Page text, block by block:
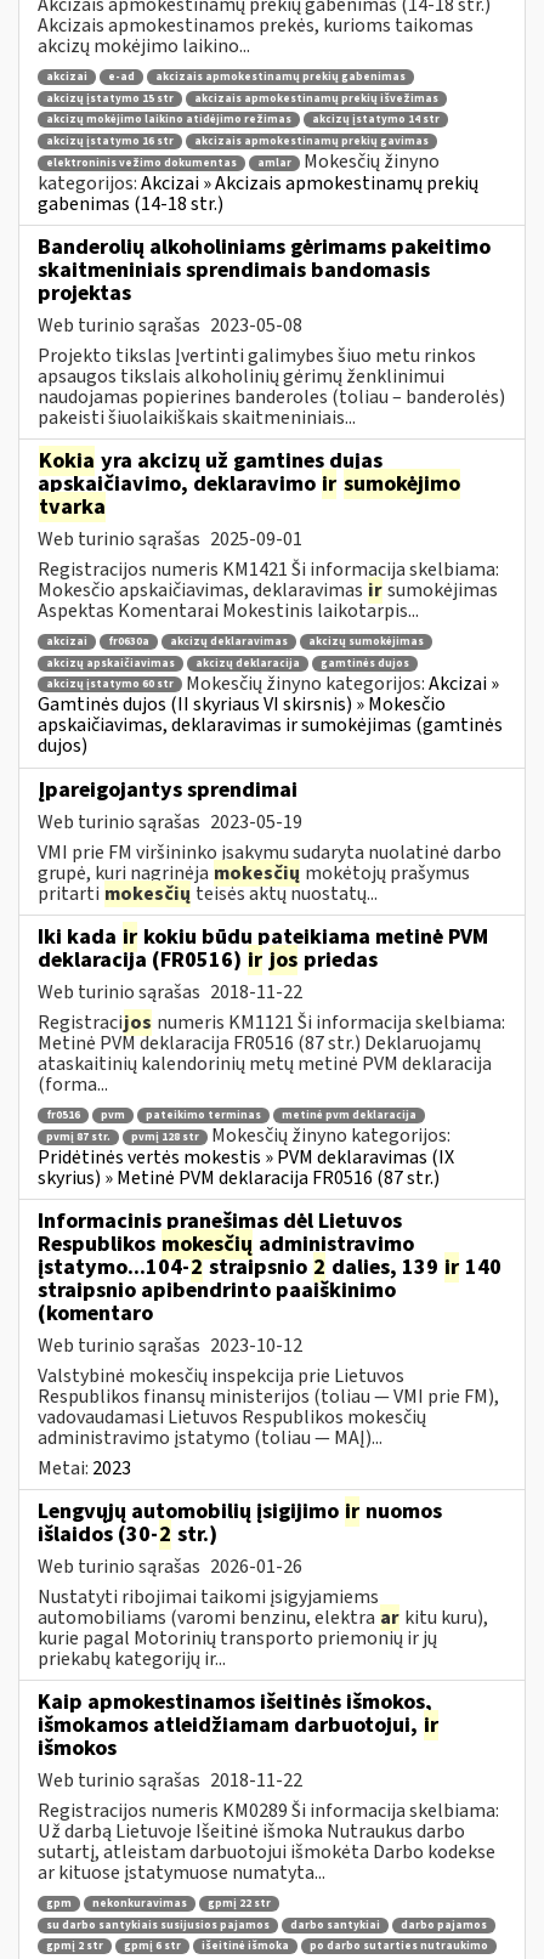
Akcizais apmokestinamos prekės, kurioms taikomas
akcizų mokėjimo laikino...
akcizai e-ad
akcizais apmokestinamų prekių gabenimas
akcizų įstatymo 15 str
akcizais apmokestinamų prekių išvežimas
akcizų mokėjimo laikino atidėjimo režimas
akcizų įstatymo 14 str
akcizų įstatymo 16 str
akcizais apmokestinamų prekių gavimas
elektroninis vežimo dokumentas
amlar
Mokesčių žinyno
kategorijos:Akcizai » Akcizais apmokestinamų prekių
gabenimas (14-18 str.)
Banderolių alkoholiniams gėrimams pakeitimo
skaitmeniniais sprendimais bandomasis
projektas
Web turinio sąrašas 2023-05-08
Projekto tikslas Įvertinti galimybes šiuo metu rinkos
apsaugos tikslais alkoholinių gėrimų ženklinimui
naudojamas popierines banderoles (toliau – banderolės)
pakeisti šiuolaikiškais skaitmeniniais...
Kokia yra akcizų už gamtines dujas
apskaičiavimo, deklaravimo ir sumokėjimo
tvarka
Web turinio sąrašas 2025-09-01
Registracijos numeris KM1421 Ši informacija skelbiama:
Mokesčio apskaičiavimas, deklaravimas irsumokėjimas
Aspektas Komentarai Mokestinis laikotarpis...
akcizai fr0630a akcizų deklaravimas
akcizų sumokėjimas
akcizų apskaičiavimas
akcizų deklaracija
gamtinės dujos
akcizų įstatymo 60 str
Mokesčių žinyno kategorijos:Akcizai »
Gamtinės dujos (II skyriaus VI skirsnis) » Mokesčio
apskaičiavimas, deklaravimas ir sumokėjimas (gamtinės
dujos)
Įpareigojantys sprendimai
Web turinio sąrašas 2023-05-19
VMI prie FM viršininko įsakymu sudaryta nuolatinė darbo
grupė, kuri nagrinėja mokesčių mokėtojų prašymus
pritarti mokesčių teisės aktų nuostatų...
Iki kada ir kokiu būdu pateikiama metinė PVM
deklaracija (FR0516) ir jos priedas
Web turinio sąrašas 2018-11-22
Registracijos numeris KM1121 Ši informacija skelbiama:
Metinė PVM deklaracija FR0516 (87 str.) Deklaruojamų
ataskaitinių kalendorinių metų metinė PVM deklaracija
(forma...
fr0516 pvm pateikimo terminas
metinė pvm deklaracija
pvmį 87 str.
pvmį 128 str
Mokesčių žinyno kategorijos:
Pridėtinės vertės mokestis » PVM deklaravimas (IX
skyrius) » Metinė PVM deklaracija FR0516 (87 str.)
Informacinis pranešimas dėl Lietuvos
Respublikos mokesčių administravimo
įstatymo...104-2straipsnio 2 dalies, 139 ir 140
straipsnio apibendrinto paaiškinimo
(komentaro
Web turinio sąrašas 2023-10-12
Valstybinė mokesčių inspekcija prie Lietuvos
Respublikos finansų ministerijos (toliau — VMI prie FM),
vadovaudamasi Lietuvos Respublikos mokesčių
administravimo įstatymo (toliau — MAĮ)...
Metai: 2023
Lengvųjų automobilių įsigijimo ir nuomos
išlaidos (30-2 str.)
Web turinio sąrašas 2026-01-26
Nustatyti ribojimai taikomi įsigyjamiems
automobiliams (varomi benzinu, elektra ar kitu kuru),
kurie pagal Motorinių transporto priemonių ir jų
priekabų kategorijų ir...
Kaip apmokestinamos išeitinės išmokos,
išmokamos atleidžiamam darbuotojui, ir
išmokos
Web turinio sąrašas 2018-11-22
Registracijos numeris KM0289 Ši informacija skelbiama:
Už darbą Lietuvoje Išeitinė išmoka Nutraukus darbo
sutartį, atleistam darbuotojui išmokėta Darbo kodekse
ar kituose įstatymuose numatyta...
gpm nekonkuravimas
gpmį 22 str
su darbo santykiais susijusios pajamos
darbo santykiai
darbo pajamos
gpmį 2 str
gpmį 6 str išeitinė išmoka
po darbo sutarties nutraukimo